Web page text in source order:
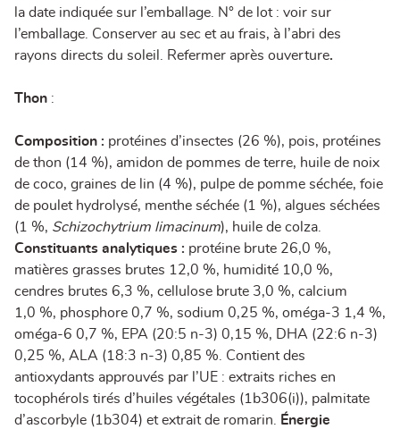
la date indiquée sur l’emballage. N° de lot : voir sur
l’emballage. Conserver au sec et au frais, à l’abri des
rayons directs du soleil. Refermer après ouverture.
Thon :
Composition : protéines d’insectes (26 %), pois, protéines
de thon (14 %), amidon de pommes de terre, huile de noix
de coco, graines de lin (4 %), pulpe de pomme séchée, foie
de poulet hydrolysé, menthe séchée (1 %), algues séchées
(1 %, Schizochytrium limacinum), huile de colza.
Constituants analytiques : protéine brute 26,0 %,
matières grasses brutes 12,0 %, humidité 10,0 %,
cendres brutes 6,3 %, cellulose brute 3,0 %, calcium
1,0 %, phosphore 0,7 %, sodium 0,25 %, oméga-3 1,4 %,
oméga-6 0,7 %, EPA (20:5 n-3) 0,15 %, DHA (22:6 n-3)
0,25 %, ALA (18:3 n-3) 0,85 %. Contient des
antioxydants approuvés par l’UE : extraits riches en
tocophérols tirés d’huiles végétales (1b306(i)), palmitate
d’ascorbyle (1b304) et extrait de romarin. Énergie